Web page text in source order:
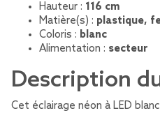
Hauteur : 116 cm
Matière(s) : plastique,
Coloris : blanc
Alimentation : secteur
Description
Cet éclairage néon à LED